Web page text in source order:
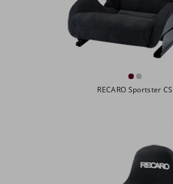
RECARO Sportster CS